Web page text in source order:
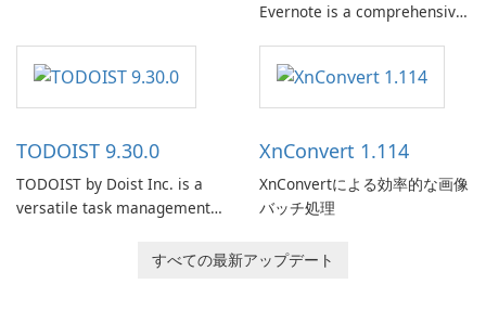
Evernote is a comprehensive
software designed to help
users capture, organize, and
access information across
TODOIST 9.30.0
TODOIST by Doist Inc. is a
versatile task management
individuals and teams
XnConvert 1.114
XnConvertによる効率的な画像
バッチ処理
すべての最新アップデート